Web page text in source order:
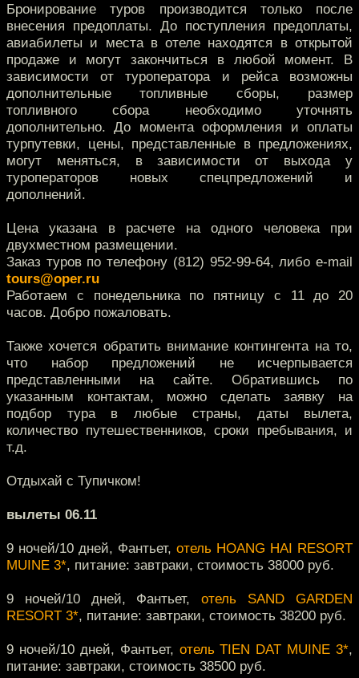
Бронирование туров производится только после
внесения предоплаты. До поступления предоплаты,
авиабилеты и места в отеле находятся в открытой
продаже и могут закончиться в любой момент. В
зависимости от туроператора и рейса возможны
дополнительные топливные сборы, размер
топливного сбора необходимо уточнять
дополнительно. До момента оформления и оплаты
турпутевки, цены, представленные в предложениях,
могут меняться, в зависимости от выхода у
туроператоров новых спецпредложений и
дополнений.
Цена указана в расчете на одного человека при
двухместном размещении.
Заказ туров по телефону (812) 952-99-64, либо e-mail
tours@oper.ru
Работаем с понедельника по пятницу с 11 до 20
часов. Добро пожаловать.
Также хочется обратить внимание контингента на то,
что набор предложений не исчерпывается
представленными на сайте. Обратившись по
указанным контактам, можно сделать заявку на
подбор тура в любые страны, даты вылета,
количество путешественников, сроки пребывания, и
т.д.
Отдыхай с Тупичком!
вылеты 06.11
9 ночей/10 дней, Фантьет, отель HOANG HAI RESORT
MUINE 3*, питание: завтраки, стоимость 38000 руб.
9 ночей/10 дней, Фантьет,отель SAND GARDEN
RESORT 3*, питание: завтраки, стоимость 38200 руб.
9 ночей/10 дней, Фантьет, отель TIEN DAT MUINE 3*,
питание: завтраки, стоимость 38500 руб.